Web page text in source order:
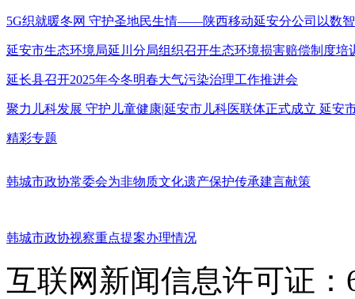
5G织就暖冬网 守护圣地民生情——陕西移动延安分公司以数
延安市生态环境局延川分局组织召开生态环境损害赔偿制度培
延长县召开2025年今冬明春大气污染治理工作推进会
聚力儿科发展 守护儿童健康|延安市儿科医联体正式成立 延安
精彩专题
韩城市政协常委会为非物质文化遗产保护传承建言献策
韩城市政协视察重点提案办理情况
互联网新闻信息许可证：